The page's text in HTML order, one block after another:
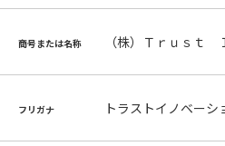
商号または名称 （株）Ｔｒｕｓｔ
フリガナ トラストイノベー